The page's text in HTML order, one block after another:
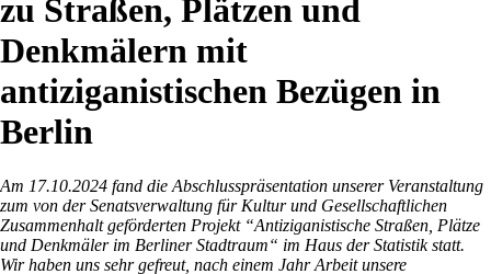
zu Straßen, Plätzen und
Denkmälern mit
antiziganistischen Bezügen in
Berlin
Am 17.10.2024 fand die Abschlusspräsentation unserer Veranstaltung
zum von der Senatsverwaltung für Kultur und Gesellschaftlichen
Zusammenhalt geförderten Projekt “Antiziganistische Straßen, Plätze
und Denkmäler im Berliner Stadtraum“ im Haus der Statistik statt.
Wir haben uns sehr gefreut, nach einem Jahr Arbeit unsere